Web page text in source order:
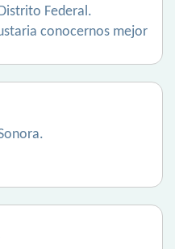
Federal.
conocernos mejor